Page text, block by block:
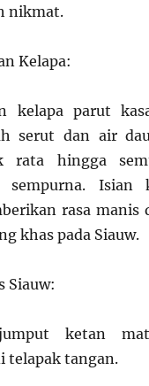
nikmat.
Kelapa:
kelapa parut
serut dan air
rata hingga
sempurna. Isian
rasa manis
khas pada Siauw.
Siauw:
ketan
telapak tangan.